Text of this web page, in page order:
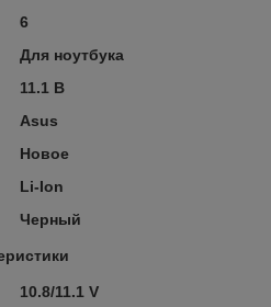
6
Для ноутбука
11.1 В
Asus
Новое
Li-Ion
Черный
10.8/11.1 V